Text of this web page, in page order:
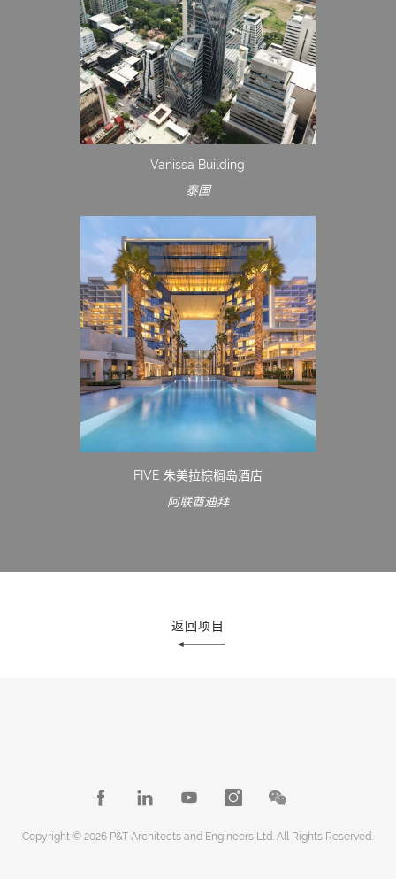
Vanissa Building
泰国
FIVE 朱美拉棕榈岛酒店
阿联酋迪拜
返回项目
Copyright © 2026 P&T Architects and Engineers Ltd. All Rights Reserved.